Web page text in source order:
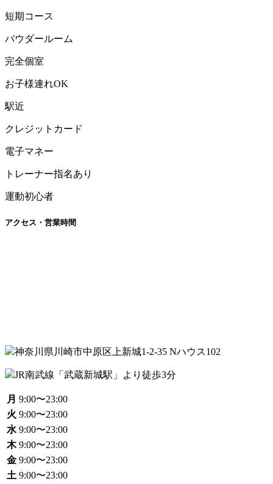
短期コース
パウダールーム
完全個室
お子様連れOK
駅近
クレジットカード
電子マネー
トレーナー指名あり
運動初心者
アクセス・営業時間
神奈川県川崎市中原区上新城1-2-35 Nハウス102
JR南武線「武蔵新城駅」より徒歩3分
月 9:00〜23:00
火 9:00〜23:00
水 9:00〜23:00
木 9:00〜23:00
金 9:00〜23:00
土 9:00〜23:00